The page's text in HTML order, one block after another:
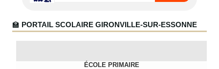
🏫 PORTAIL SCOLAIRE GIRONVILLE-SUR-ESSONNE
ÉCOLE PRIMAIRE